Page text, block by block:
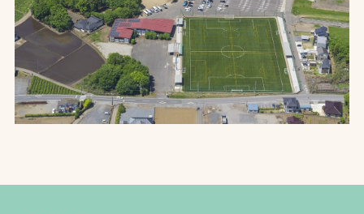
プライバシーポリシー
ソーシャルメディアポリシー
Instagram
FacebookYouTube